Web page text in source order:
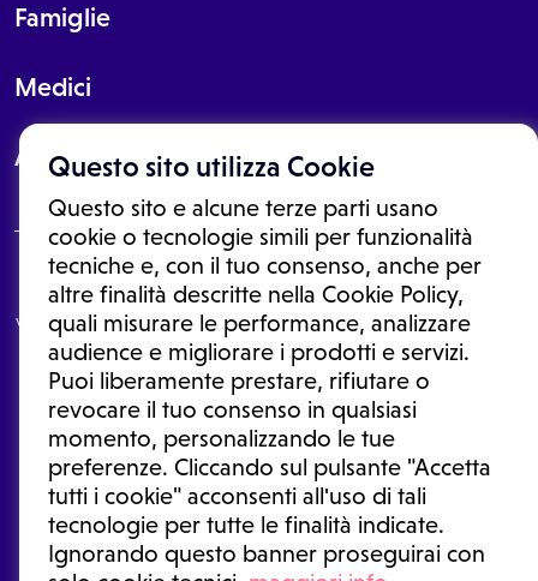
Questo sito utilizza Cookie
Questo sito e alcune terze parti usano
cookie o tecnologie simili per funzionalità
tecniche e, con il tuo consenso, anche per
altre finalità descritte nella Cookie Policy,
quali misurare le performance, analizzare
audience e migliorare i prodotti e servizi.
Puoi liberamente prestare, rifiutare o
revocare il tuo consenso in qualsiasi
momento, personalizzando le tue
preferenze. Cliccando sul pulsante "Accetta
tutti i cookie" acconsenti all'uso di tali
tecnologie per tutte le finalità indicate.
Ignorando questo banner proseguirai con
Famiglie
Medici
About
Le informazioni proposte in questo sito non sono un consulto medico.
In nessun caso, queste informazioni sostituiscono un consulto, una
visita o una diagnosi formulata dal medico. Non si devono considerare
le informazioni disponibili come suggerimenti per la formulazione di
una diagnosi, la determinazione di un trattamento o l'assunzione o
sospensione di un farmaco senza prima consultare un medico di
medicina generale o uno specialista.
Condizioni di utilizzo|Privacy Policy |Gestione cookie
Ⓒ 2025 | Tutti i diritti riservati.